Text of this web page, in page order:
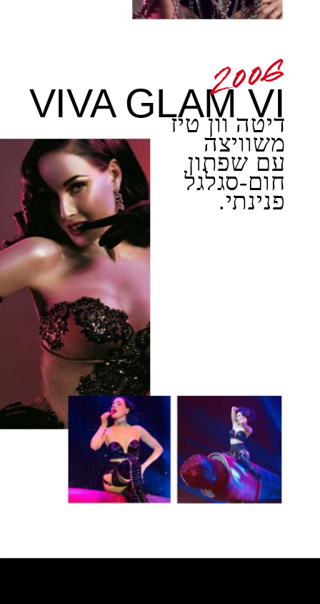
VIVA GLAM VI
דיטה וון טיז
משוויצה
עם שפתון
חום-סגלגל
פנינתי.